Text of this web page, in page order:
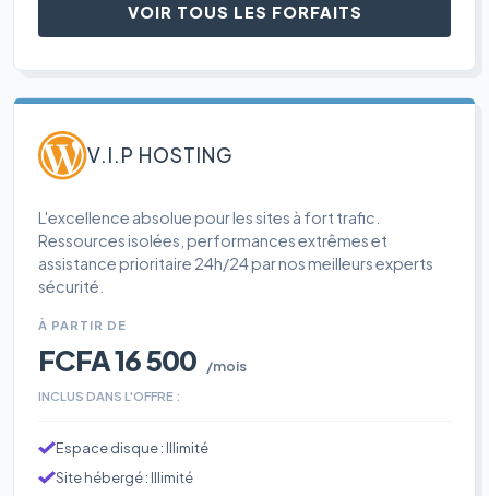
VOIR TOUS LES FORFAITS
V.I.P HOSTING
L'excellence absolue pour les sites à fort trafic.
Ressources isolées, performances extrêmes et
assistance prioritaire 24h/24 par nos meilleurs experts
sécurité.
À PARTIR DE
FCFA 16 500 /mois
INCLUS DANS L'OFFRE :
Espace disque : Illimité
Site hébergé : Illimité